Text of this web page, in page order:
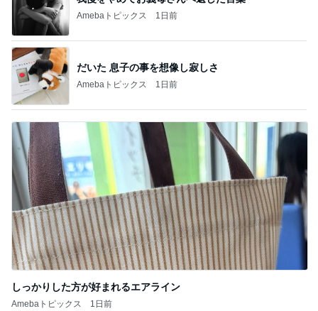
Amebaトピックス 1日前
だいた 息子の事を想像し寂しさ
Amebaトピックス 1日前
しっかりした方が好まれるエアライン
Amebaトピックス 1日前